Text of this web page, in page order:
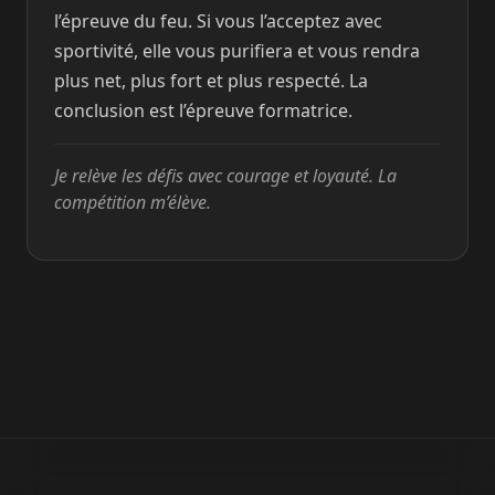
l’épreuve du feu. Si vous l’acceptez avec
sportivité, elle vous purifiera et vous rendra
plus net, plus fort et plus respecté. La
conclusion est l’épreuve formatrice.
Je relève les défis avec courage et loyauté. La
compétition m’élève.